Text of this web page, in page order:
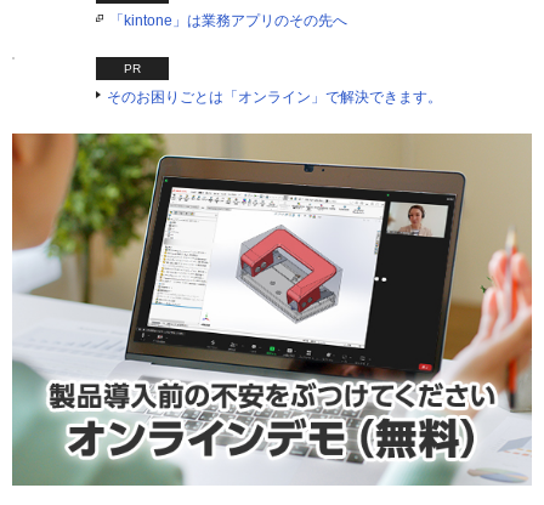
「kintone」は業務アプリのその先へ
PR
そのお困りごとは「オンライン」で解決できます。